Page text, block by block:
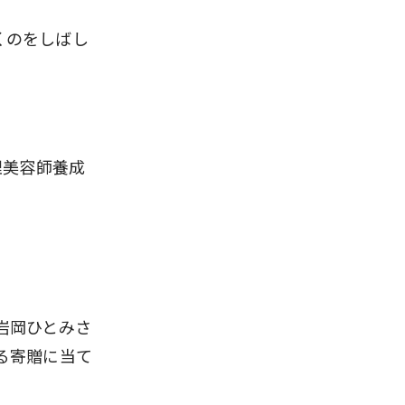
をしばし
容師養成
岡ひとみさ
寄贈に当て